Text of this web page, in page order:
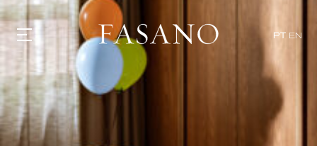
PT EN
GASTRONOMIA
HOTÉIS
EXPERIÊNCIAS
EVENTOS